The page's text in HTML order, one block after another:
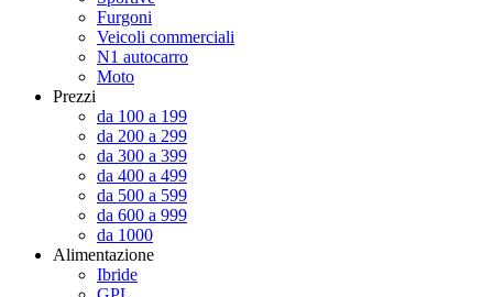
Furgoni
Veicoli commerciali
N1 autocarro
Moto
Prezzi
da 100 a 199
da 200 a 299
da 300 a 399
da 400 a 499
da 500 a 599
da 600 a 999
da 1000
Alimentazione
Ibride